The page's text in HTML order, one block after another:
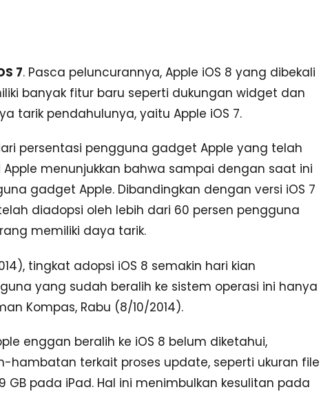
7. Pasca peluncurannya, Apple iOS 8 yang dibekali
banyak fitur baru seperti dukungan widget dan
tarik pendahulunya, yaitu Apple iOS 7.
persentasi pengguna gadget Apple yang telah
menunjukkan bahwa sampai dengan saat ini
gadget Apple. Dibandingkan dengan versi iOS 7
diadopsi oleh lebih dari 60 persen pengguna
memiliki daya tarik.
tingkat adopsi iOS 8 semakin hari kian
yang sudah beralih ke sistem operasi ini hanya
Kompas, Rabu (8/10/2014).
enggan beralih ke iOS 8 belum diketahui,
terkait proses update, seperti ukuran file
pada iPad. Hal ini menimbulkan kesulitan pada